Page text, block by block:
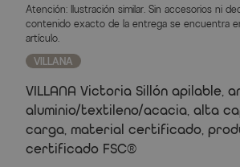
Atención: Ilustración similar. Sin accesorios ni
contenido exacto de la entrega se encuentra
artículo.
VILLANA
VILLANA Victoria Sillón apilable,
aluminio/textileno/acacia, alta
carga, material certificado,
certificado FSC®